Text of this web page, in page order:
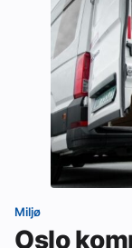
Miljø
Oslo